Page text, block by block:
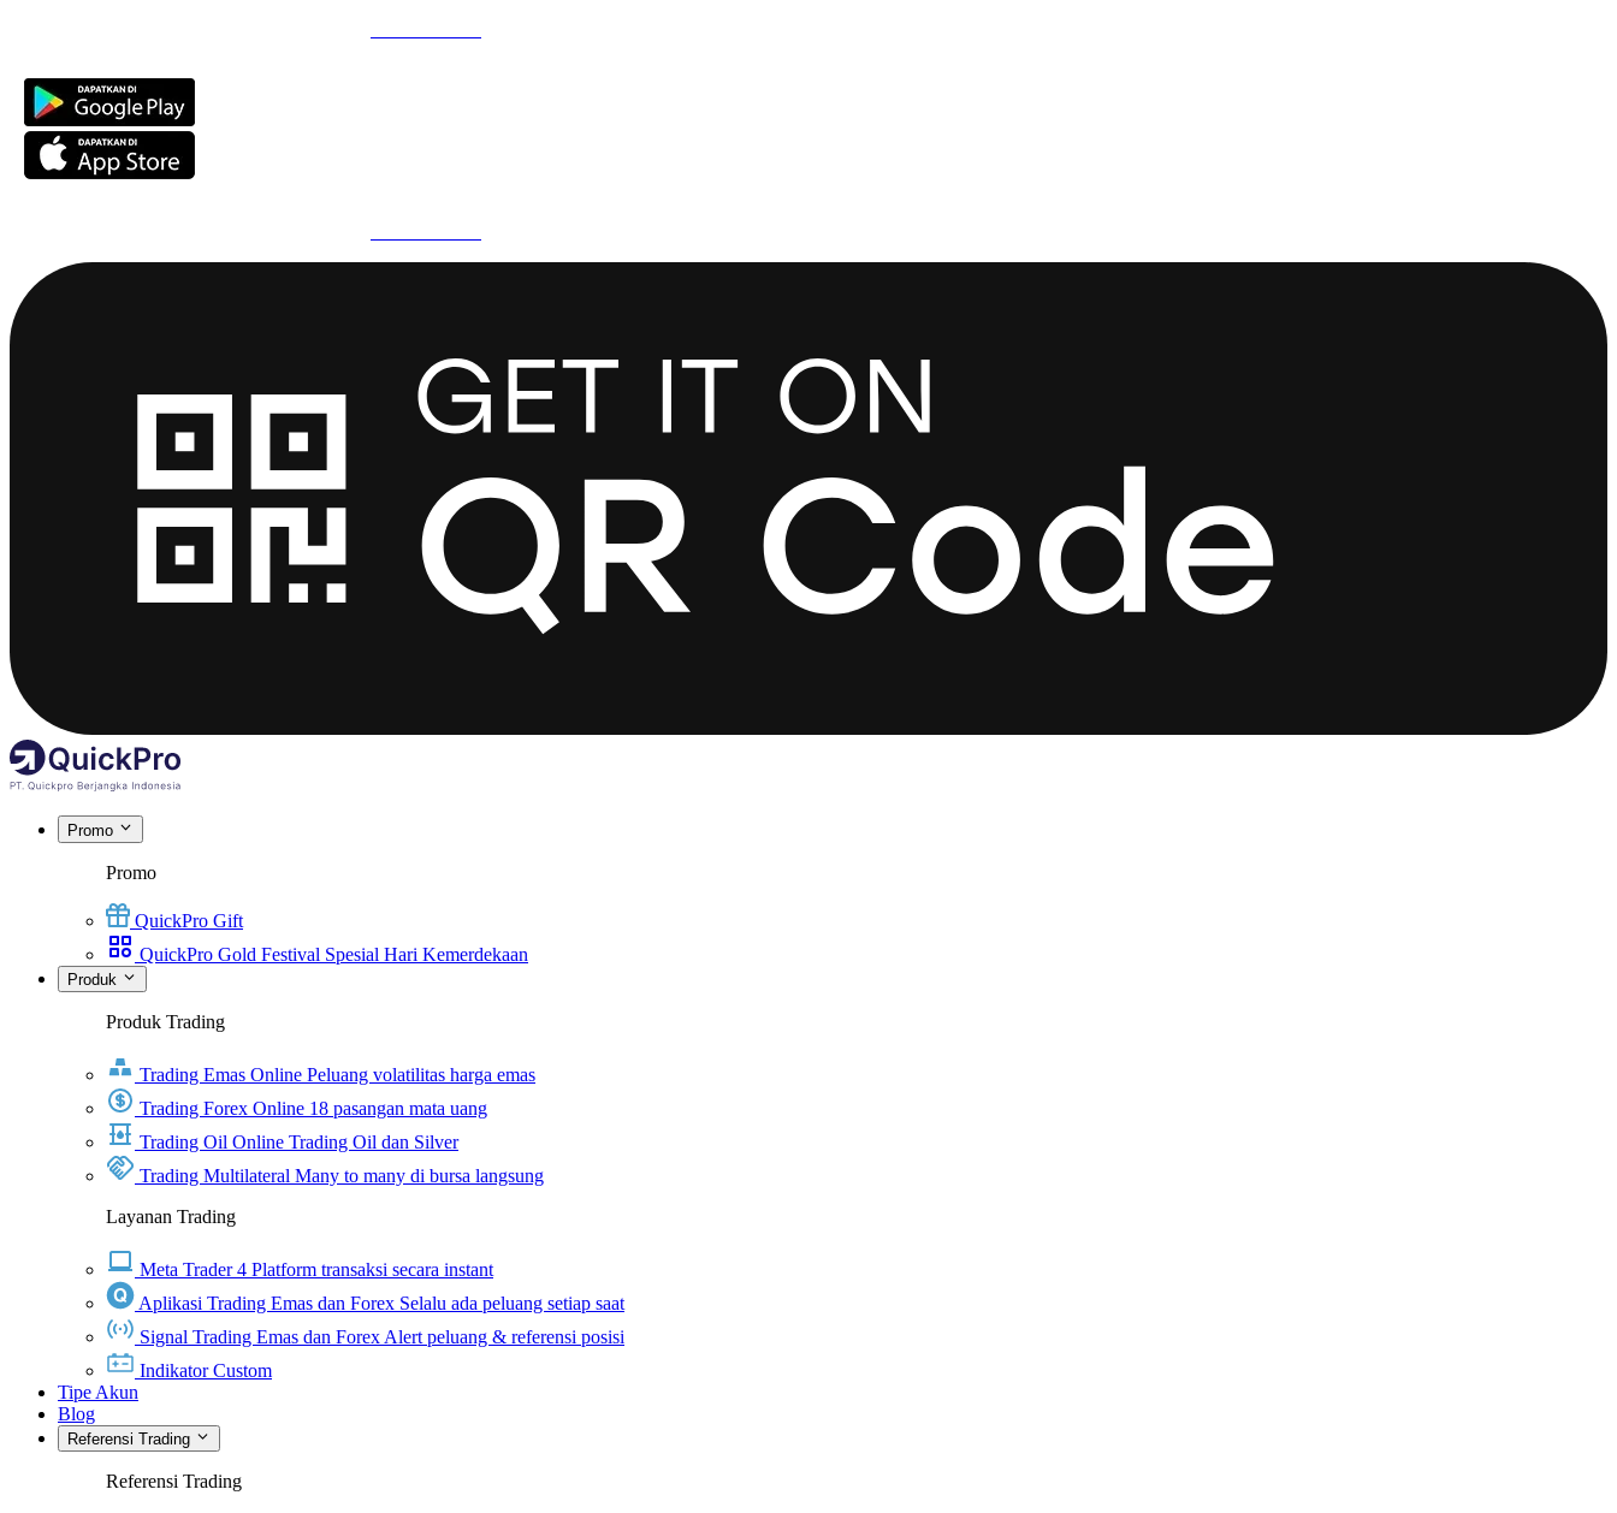
Promo
Promo
QuickPro Gift
QuickPro Gold Festival Spesial Hari Kemerdekaan
Produk
Produk Trading
Trading Emas Online Peluang volatilitas harga emas
Trading Forex Online 18 pasangan mata uang
Trading Oil Online Trading Oil dan Silver
Trading Multilateral Many to many di bursa langsung
Layanan Trading
Meta Trader 4 Platform transaksi secara instant
Aplikasi Trading Emas dan Forex Selalu ada peluang setiap saat
Signal Trading Emas dan Forex Alert peluang & referensi posisi
Indikator Custom
Tipe Akun
Blog
Referensi Trading
Referensi Trading